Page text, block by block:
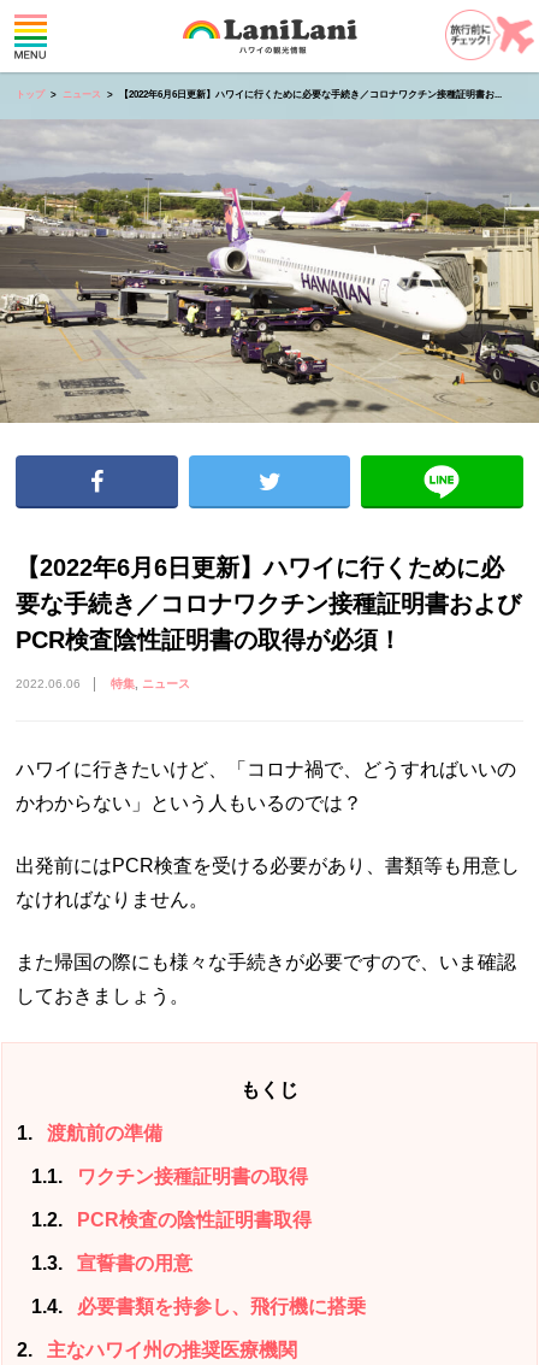
トップ ニュース 【2022年6月6日更新】ハワイに行くために必要な手続き／コロナワクチン接種証明書お...
【2022年6月6日更新】ハワイに行くために必
要な手続き／コロナワクチン接種証明書および
PCR検査陰性証明書の取得が必須！
2022.06.06 特集 ニュース
ハワイに行きたいけど、「コロナ禍で、どうすればいいの
かわからない」という人もいるのでは？
出発前にはPCR検査を受ける必要があり、書類等も用意し
なければなりません。
また帰国の際にも様々な手続きが必要ですので、いま確認
しておきましょう。
もくじ
1 渡航前の準備
1.1 ワクチン接種証明書の取得
1.2 PCR検査の陰性証明書取得
1.3 宣誓書の用意
1.4 必要書類を持参し、飛行機に搭乗
2 主なハワイ州の推奨医療機関